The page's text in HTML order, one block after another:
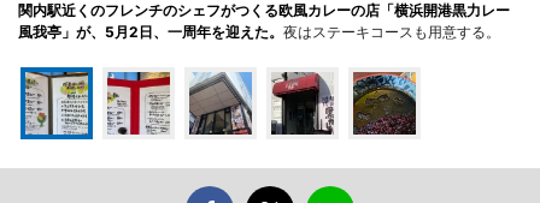
関内駅近くのフレンチのシェフがつくる欧風カレーの店「横浜開港黒力レー
風我亭」が、5月2日、一周年を迎えた。 夜はステーキコースも用意する。